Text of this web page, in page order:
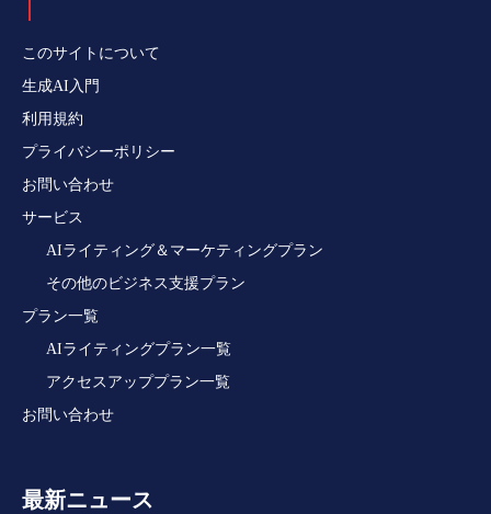
このサイトについて
生成AI入門
利用規約
プライバシーポリシー
お問い合わせ
サービス
AIライティング＆マーケティングプラン
その他のビジネス支援プラン
プラン一覧
AIライティングプラン一覧
アクセスアッププラン一覧
お問い合わせ
最新ニュース